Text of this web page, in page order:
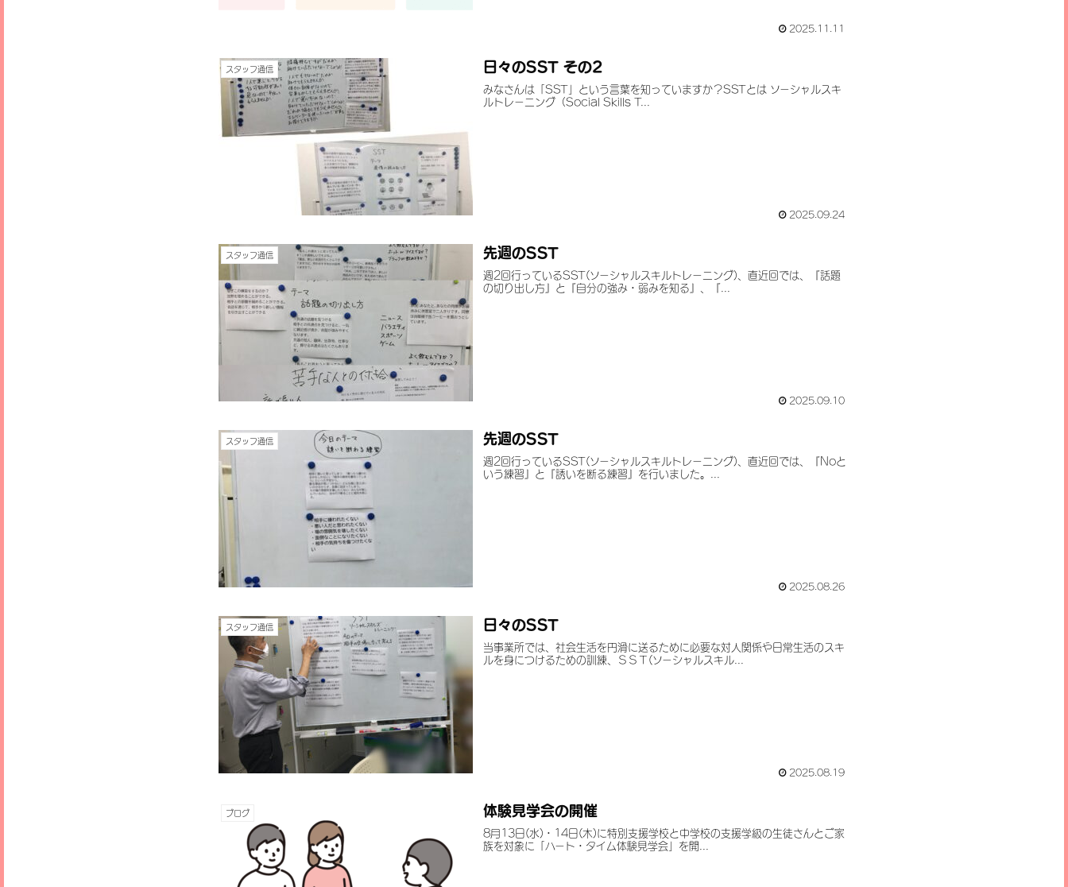
2025.11.11
スタッフ通信 日々のSST その2
みなさんは「SST」という言葉を知っていますか？SSTとは ソーシャルスキ
ルトレーニング（Social Skills T...
2025.09.24
スタッフ通信 先週のSST
週2回行っているSST(ソーシャルスキルトレーニング)、直近回では、『話題
の切り出し方』と『自分の強み・弱みを知る』、『...
2025.09.10
スタッフ通信 先週のSST
週2回行っているSST(ソーシャルスキルトレーニング)、直近回では、『Noと
いう練習』と『誘いを断る練習』を行いました。...
2025.08.26
スタッフ通信 日々のSST
当事業所では、社会生活を円滑に送るために必要な対人関係や日常生活のスキ
ルを身につけるための訓練、ＳＳＴ(ソーシャルスキル...
2025.08.19
ブログ 体験見学会の開催
8月13日(水)・14日(木)に特別支援学校と中学校の支援学級の生徒さんとご家
族を対象に「ハート・タイム体験見学会」を開...